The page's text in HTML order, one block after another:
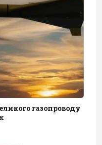
газопроводу